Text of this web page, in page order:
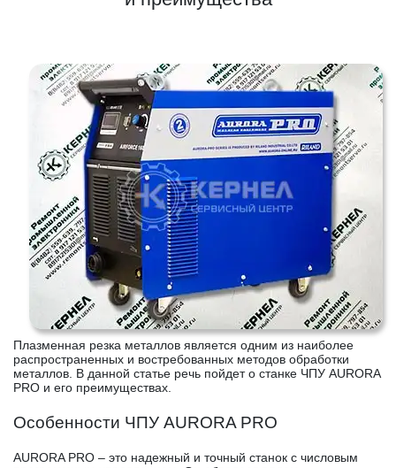
Плазменная резка металлов является одним из наиболее
распространенных и востребованных методов обработки
металлов. В данной статье речь пойдет о станке ЧПУ AURORA
PRO и его преимуществах.
Особенности ЧПУ AURORA PRO
AURORA PRO – это надежный и точный станок с числовым